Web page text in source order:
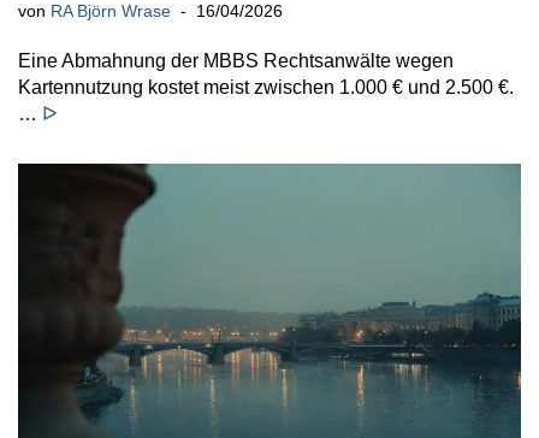
von RA Björn Wrase 16/04/2026
Eine Abmahnung der MBBS Rechtsanwälte wegen
Kartennutzung kostet meist zwischen 1.000 € und 2.500 €.
… ᐅ